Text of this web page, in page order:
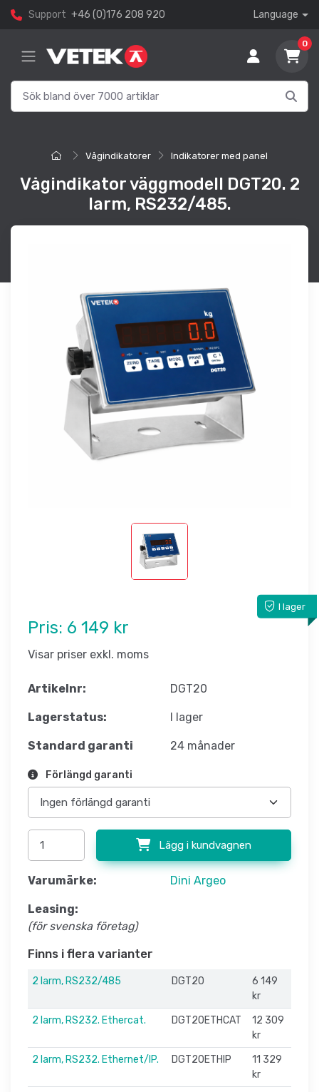
Support +46 (0)176 208 920 Language
0
Vågindikatorer Indikatorer med panel
Vågindikator väggmodell DGT20. 2
larm, RS232/485.
I lager
Pris: 6 149 kr
Visar priser exkl. moms
Artikelnr: DGT20
Lagerstatus: I lager
Standard garanti 24 månader
Förlängd garanti
Lägg i kundvagnen
Varumärke: Dini Argeo
Leasing:
(för svenska företag)
Finns i flera varianter
2 larm, RS232/485 DGT20
6 149
kr
2 larm, RS232. Ethercat.
DGT20ETHCAT
12 309
kr
2 larm, RS232. Ethernet/IP.
DGT20ETHIP
11 329
kr